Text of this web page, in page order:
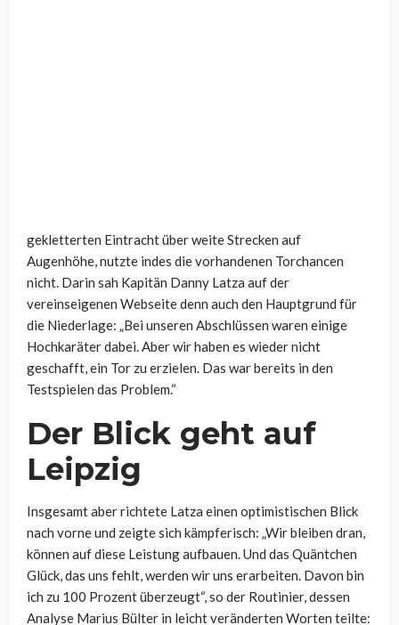
gekletterten Eintracht über weite Strecken auf
Augenhöhe, nutzte indes die vorhandenen Torchancen
nicht. Darin sah Kapitän Danny Latza auf der
vereinseigenen Webseite denn auch den Hauptgrund für
die Niederlage: „Bei unseren Abschlüssen waren einige
Hochkaräter dabei. Aber wir haben es wieder nicht
geschafft, ein Tor zu erzielen. Das war bereits in den
Testspielen das Problem.“
Der Blick geht auf
Leipzig
Insgesamt aber richtete Latza einen optimistischen Blick
nach vorne und zeigte sich kämpferisch: „Wir bleiben dran,
können auf diese Leistung aufbauen. Und das Quäntchen
Glück, das uns fehlt, werden wir uns erarbeiten. Davon bin
ich zu 100 Prozent überzeugt“, so der Routinier, dessen
Analyse Marius Bülter in leicht veränderten Worten teilte: